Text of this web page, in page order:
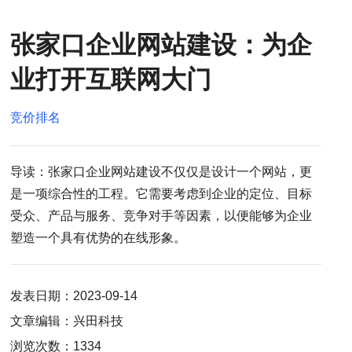
张家口企业网站建设：为企
业打开互联网大门
竞价排名
导读：张家口企业网站建设不仅仅是设计一个网站，更
是一项综合性的工程。它需要考虑到企业的定位、目标
受众、产品与服务、竞争对手等因素，以便能够为企业
塑造一个具有优势的在线形象。
发表日期：2023-09-14
文章编辑：兴田科技
浏览次数：1334